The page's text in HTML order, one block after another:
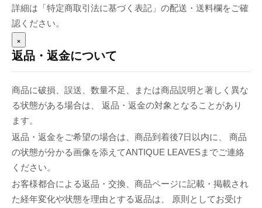
詳細は「特定商取引法に基づく表記」の配送・送料欄をご確
認ください。
×
返品・返金について
商品に破損、誤送、数量不足、または商品説明と著しく異な
る状態がある場合は、 返品・返金の対象となることがあり
ます。
返品・返金をご希望の場合は、商品到着後7日以内に、 商品
の状態が分かる画像を添えてANTIQUE LEAVESまでご連絡
ください。
お客様都合による返品・交換、商品ページに記載・掲載され
た経年変化や状態を理由とする返品は、 原則としてお受け